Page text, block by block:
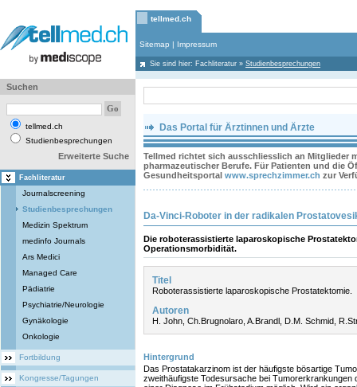
tellmed.ch
Sitemap | Impressum
Sie sind hier: Fachliteratur » Studienbesprechungen
Suchen
tellmed.ch
Studienbesprechungen
Erweiterte Suche
Fachliteratur
Journalscreening
Studienbesprechungen
Medizin Spektrum
medinfo Journals
Ars Medici
Managed Care
Pädiatrie
Psychiatrie/Neurologie
Gynäkologie
Onkologie
Fortbildung
Kongresse/Tagungen
Das Portal für Ärztinnen und Ärzte
Tellmed richtet sich ausschliesslich an Mitglieder
pharmazeutischer Berufe. Für Patienten und die
Gesundheitsportal www.sprechzimmer.ch zur
Da-Vinci-Roboter in der radikalen
Die roboterassistierte laparoskopische
Operationsmorbidität.
Titel
Roboterassistierte laparoskopische Prostatektomie.
Autoren
H. John, Ch.Brugnolaro, A.Brandl, D.M. Schmid,
Hintergrund
Das Prostatakarzinom ist der häufigste bösartige
zweithäufigste Todesursache bei Tumorerkrankungen